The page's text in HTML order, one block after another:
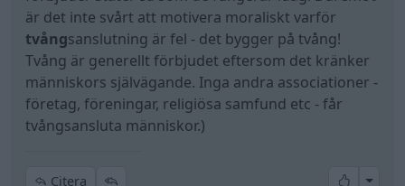
xXSammy6 752 Inlägg
4 juli #13
https://www.flashback.org/f40-konspirat … rier-
60704
Får nog bättre svar där